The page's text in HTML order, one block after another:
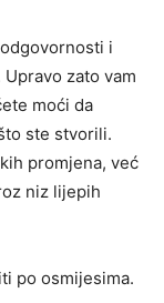
i
zato vam
moći da
ste stvorili.
promjena, već
niz lijepih
po osmijesima.